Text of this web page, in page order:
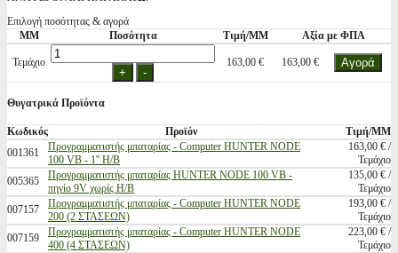
Επιλογή ποσότητας & αγορά
ΜΜ
Ποσότητα Τιμή/ΜΜ Αξία με ΦΠΑ
Τεμάχιο 163,00 € 163,00 €
Θυγατρικά Προϊόντα
Κωδικός Προϊόν
Τιμή/ΜΜ
001361
Προγραμματιστής μπαταρίας - Computer HUNTER NODE
100 VB - 1'' H/B
163,00 € /
Τεμάχιο
005365
Προγραμματιστής μπαταρίας HUNTER NODE 100 VB -
πηνίο 9V χωρίς Η/Β
135,00 € /
Τεμάχιο
007157
Προγραμματιστής μπαταρίας - Computer HUNTER NODE
200 (2 ΣΤΑΣΕΩΝ)
193,00 € /
Τεμάχιο
007159
Προγραμματιστής μπαταρίας - Computer HUNTER NODE
400 (4 ΣΤΑΣΕΩΝ)
223,00 € /
Τεμάχιο